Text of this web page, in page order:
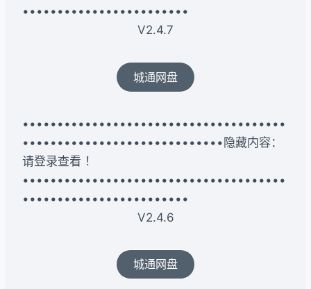
••••••••••••••••••••••••
V2.4.7
城通网盘
••••••••••••••••••••••••••••••••••••••
•••••••••••••••••••••••••••••隐藏内容：
请登录查看 ！
••••••••••••••••••••••••••••••••••••••
••••••••••••••••••••••••
V2.4.6
城通网盘